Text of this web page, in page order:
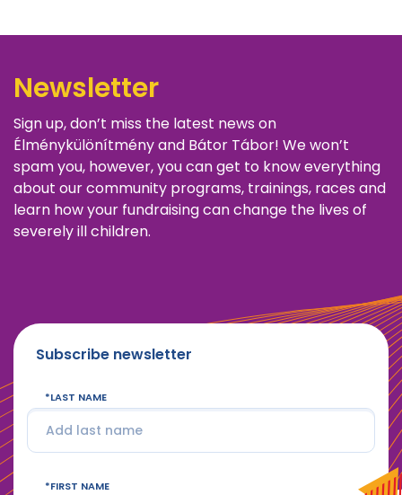
Newsletter
Sign up, don’t miss the latest news on
Élménykülönítmény and Bátor Tábor! We won’t
spam you, however, you can get to know everything
about our community programs, trainings, races and
learn how your fundraising can change the lives of
severely ill children.
Subscribe newsletter
LAST NAME
FIRST NAME